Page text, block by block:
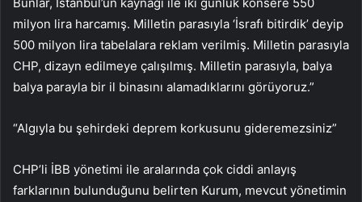
milyon lira harcamış. Milletin parasıyla ‘İsrafı bitirdik’ deyip
500 milyon lira tabelalara reklam verilmiş. Milletin parasıyla
CHP, dizayn edilmeye çalışılmış. Milletin parasıyla, balya
balya parayla bir il binasını alamadıklarını görüyoruz.”
“Algıyla bu şehirdeki deprem korkusunu gideremezsiniz”
CHP’li İBB yönetimi ile aralarında çok ciddi anlayış
farklarının bulunduğunu belirten Kurum, mevcut yönetimin